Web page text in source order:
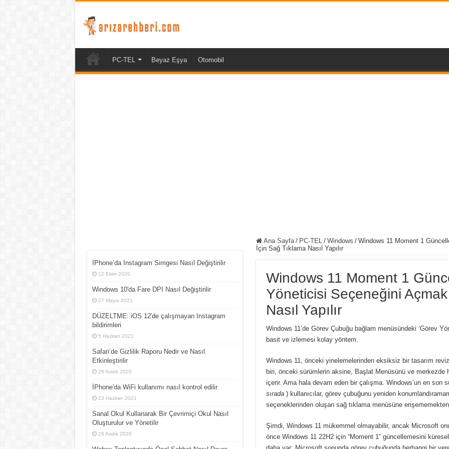
PC-TEL Beyaz Eşya Otomobil
Ana Sayfa / PC-TEL / Windows / Windows 11 Moment 1
İçin Sağ Tıklama Nasıl Yapılır
Windows 11 Moment 1
Yöneticisi Seçeneğini
Nasıl Yapılır
Windows 11’de Görev Çubuğu bağlam menüsündeki ‘Görev
basit ve izlemesi kolay yöntem.
Windows 11, önceki yinelemelerinden eksiksiz bir tasarım
biri, önceki sürümlerin aksine, Başlat Menüsünü ve merkezde
içerir. Ama hala devam eden bir çalışma. Windows’un en son
sırada) kullanıcılar, görev çubuğunu yeniden
seçeneklerinden oluşan sağ tıklama menüsüne
Şimdi, Windows 11 mükemmel olmayabilir, ancak Microsoft
önce Windows 11 22H2 için “Moment 1” güncellemesini
İPhone’da Instagram Simgesi Nasıl Değiştirilir
12 Ekim 2020
Windows 10'da Fare DPI Nasıl Değiştirilir
27 Mayıs 2021
DÜZELTME: iOS 12'de çalışmayan Instagram
bildirimleri
5 Haziran 2021
Safari’de Gizlilik Raporu Nedir ve Nasıl
Etkinleştirilir
26 Aralık 2020
İPhone'da WiFi kullanımı nasıl kontrol edilir
23 Haziran 2021
Sanal Okul Kullanarak Bir Çevrimiçi Okul Nasıl
Oluşturulur ve Yönetilir
26 Aralık 2020